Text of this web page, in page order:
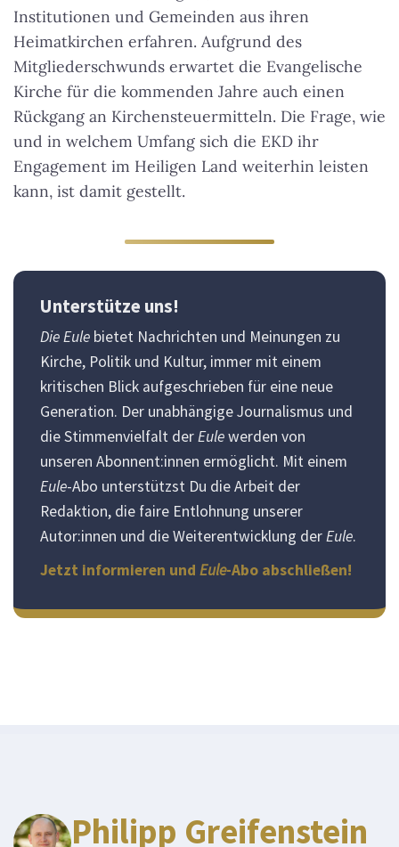
Institutionen und Gemeinden aus ihren
Heimatkirchen erfahren. Aufgrund des
Mitgliederschwunds erwartet die Evangelische
Kirche für die kommenden Jahre auch einen
Rückgang an Kirchensteuermitteln. Die Frage, wie
und in welchem Umfang sich die EKD ihr
Engagement im Heiligen Land weiterhin leisten
kann, ist damit gestellt.
Unterstütze uns!
Die Eule bietet Nachrichten und Meinungen zu
Kirche, Politik und Kultur, immer mit einem
kritischen Blick aufgeschrieben für eine neue
Generation. Der unabhängige Journalismus und
die Stimmenvielfalt derEulewerden von
unseren Abonnent:innen ermöglicht. Mit einem
Eule-Abo unterstützst Du die Arbeit der
Redaktion, die faire Entlohnung unserer
Autor:innen und die Weiterentwicklung derEule.
Jetzt informieren und Eule-Abo abschließen!
Philipp Greifenstein